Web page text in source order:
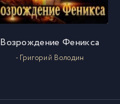
Возрождение Феникса
- Григорий Володин